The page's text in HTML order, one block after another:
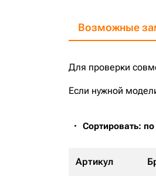
Возможные
Для проверки
Если нужной
Сортировать:
Артикул